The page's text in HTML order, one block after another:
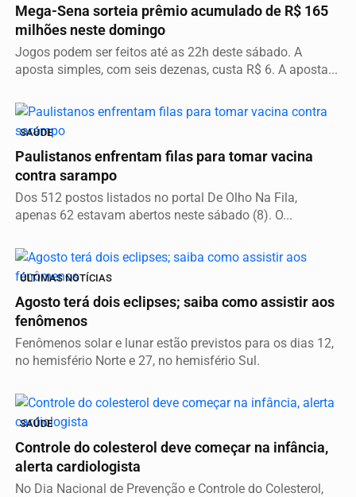
Mega-Sena sorteia prêmio acumulado de R$ 165
milhões neste domingo
Jogos podem ser feitos até as 22h deste sábado. A
aposta simples, com seis dezenas, custa R$ 6. A aposta...
SAÚDE
Paulistanos enfrentam filas para tomar vacina
contra sarampo
Dos 512 postos listados no portal De Olho Na Fila,
apenas 62 estavam abertos neste sábado (8). O...
ÚLTIMAS NOTÍCIAS
Agosto terá dois eclipses; saiba como assistir aos
fenômenos
Fenômenos solar e lunar estão previstos para os dias 12,
no hemisfério Norte e 27, no hemisfério Sul.
SAÚDE
Controle do colesterol deve começar na infância,
alerta cardiologista
No Dia Nacional de Prevenção e Controle do Colesterol,